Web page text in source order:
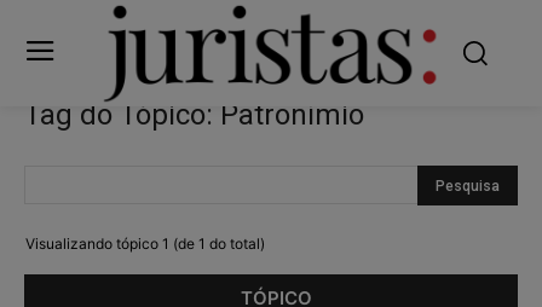
Tag do Tópico: Patronímio
Visualizando tópico 1 (de 1 do total)
TÓPICO